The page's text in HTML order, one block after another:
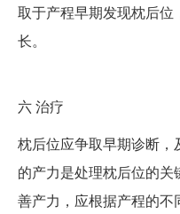
取于产程早期发现枕后
长。
六治疗
枕后位应争取早期诊断
的产力是处理枕后位的
善产力，应根据产程的